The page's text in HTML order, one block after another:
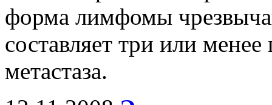
форма лимфомы
составляет три или
метастаза.